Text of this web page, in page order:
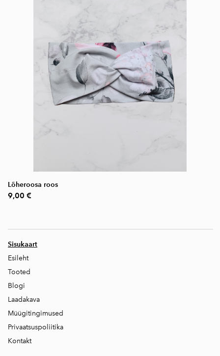
Lõheroosa roos
9,00 €
Sisukaart
Esileht
Tooted
Blogi
Laadakava
Müügitingimused
Privaatsuspoliitika
Kontakt